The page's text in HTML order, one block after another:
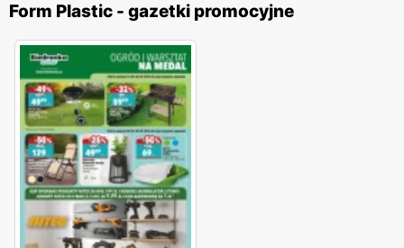
Form Plastic - gazetki promocyjne